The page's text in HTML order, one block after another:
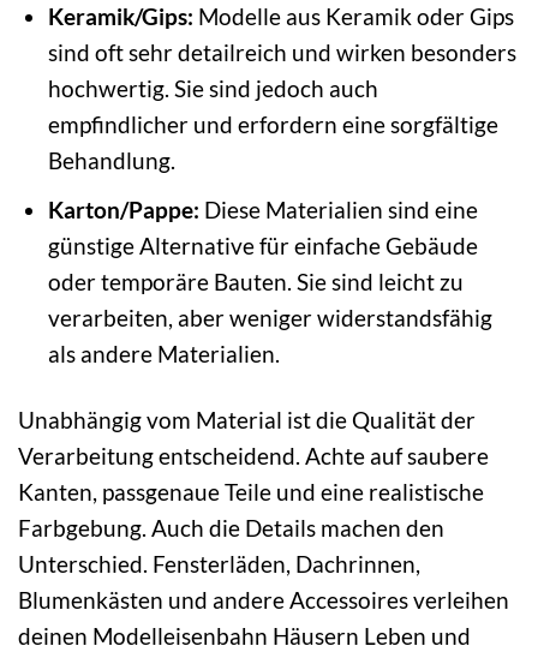
Keramik/Gips: Modelle aus Keramik oder Gips
sind oft sehr detailreich und wirken besonders
hochwertig. Sie sind jedoch auch
empfindlicher und erfordern eine sorgfältige
Behandlung.
Karton/Pappe: Diese Materialien sind eine
günstige Alternative für einfache Gebäude
oder temporäre Bauten. Sie sind leicht zu
verarbeiten, aber weniger widerstandsfähig
als andere Materialien.
Unabhängig vom Material ist die Qualität der
Verarbeitung entscheidend. Achte auf saubere
Kanten, passgenaue Teile und eine realistische
Farbgebung. Auch die Details machen den
Unterschied. Fensterläden, Dachrinnen,
Blumenkästen und andere Accessoires verleihen
deinen Modelleisenbahn Häusern Leben und